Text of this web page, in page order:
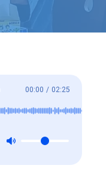
00:00 / 02:25